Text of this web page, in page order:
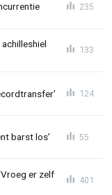
235
133
124
barst los’ 55
er zelf
401